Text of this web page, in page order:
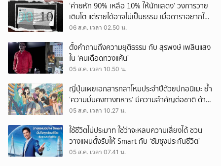
‘ค่ายหัก 90% เหลือ 10% ให้นักแสดง’ วงการวาย
เติบโต แต่รายได้อาจไม่เป็นธรรม เมื่อดาราอยากให้มี
‘สัญญามาตรฐาน’
06 ส.ค. เวลา 02.50 น.
ตั้งคำถามถึงความยุติธรรม กับ สุรพงษ์ เพลินแสง
ใน ‘คนเดือดทวงแค้น’
05 ส.ค. เวลา 10.50 น.
ญี่ปุ่นเผยเอกสารกลาโหมประจำปีด้วยปกอนิเมะ ย้ำ
‘ความมั่นคงทางทหาร’ มีความสำคัญต่อชาติ ด้าน
จีนเตือน ขออย่าซ้ำรอยประวัติศาสตร์
05 ส.ค. เวลา 10.27 น.
ใช้ชีวิตไม่ประมาท ใช่ว่าจะหลบความเสี่ยงได้ ชวน
วางแผนตั้งรับให้ Smart กับ ‘ซัมซุงประกันชีวิต’
05 ส.ค. เวลา 07.41 น.